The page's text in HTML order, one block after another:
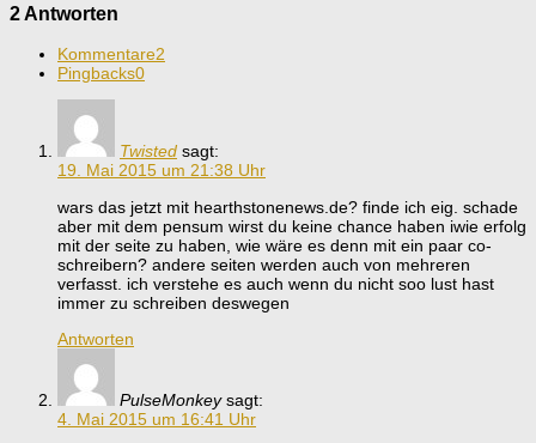
2 Antworten
Kommentare2
Pingbacks0
Twisted sagt:
19. Mai 2015 um 21:38 Uhr
wars das jetzt mit hearthstonenews.de? finde ich eig. schade
aber mit dem pensum wirst du keine chance haben iwie erfolg
mit der seite zu haben, wie wäre es denn mit ein paar co-
schreibern? andere seiten werden auch von mehreren
verfasst. ich verstehe es auch wenn du nicht soo lust hast
immer zu schreiben deswegen
Antworten
PulseMonkey sagt:
4. Mai 2015 um 16:41 Uhr